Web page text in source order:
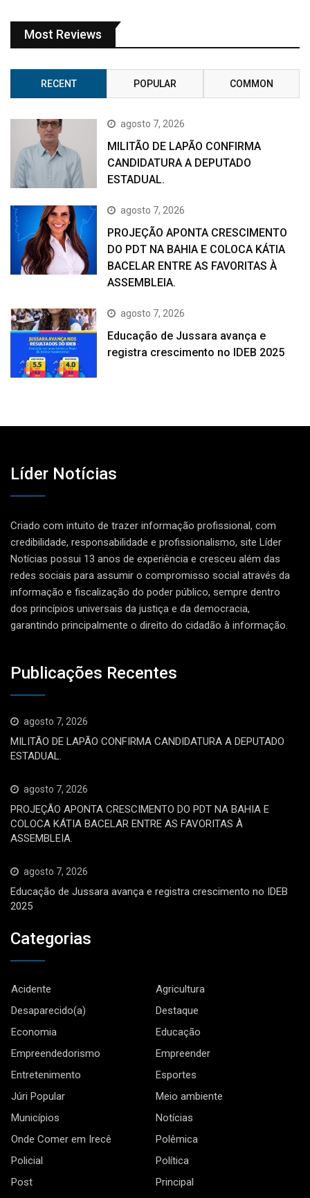
Most Reviews
RECENT POPULAR COMMON
agosto 7, 2026
MILITÃO DE LAPÃO CONFIRMA
CANDIDATURA A DEPUTADO
ESTADUAL.
agosto 7, 2026
PROJEÇÃO APONTA CRESCIMENTO
DO PDT NA BAHIA E COLOCA KÁTIA
BACELAR ENTRE AS FAVORITAS À
ASSEMBLEIA.
agosto 7, 2026
Educação de Jussara avança e
registra crescimento no IDEB 2025
Líder Notícias
Criado com intuito de trazer informação profissional, com
credibilidade, responsabilidade e profissionalismo, site Líder
Notícias possui 13 anos de experiência e cresceu além das
redes sociais para assumir o compromisso social através da
informação e fiscalização do poder público, sempre dentro
dos princípios universais da justiça e da democracia,
garantindo principalmente o direito do cidadão à informação.
Publicações Recentes
agosto 7, 2026
MILITÃO DE LAPÃO CONFIRMA CANDIDATURA A DEPUTADO
ESTADUAL.
agosto 7, 2026
PROJEÇÃO APONTA CRESCIMENTO DO PDT NA BAHIA E
COLOCA KÁTIA BACELAR ENTRE AS FAVORITAS À
ASSEMBLEIA.
agosto 7, 2026
Educação de Jussara avança e registra crescimento no IDEB
2025
Categorias
Acidente
Agricultura
Desaparecido(a)
Destaque
Economia
Educação
Empreendedorismo
Empreender
Entretenimento
Esportes
Júri Popular
Meio ambiente
Municípios
Notícias
Onde Comer em Irecê
Polêmica
Policial
Política
Post
Principal